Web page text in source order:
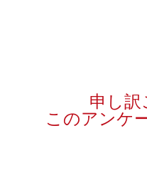
申し訳
このアンケ